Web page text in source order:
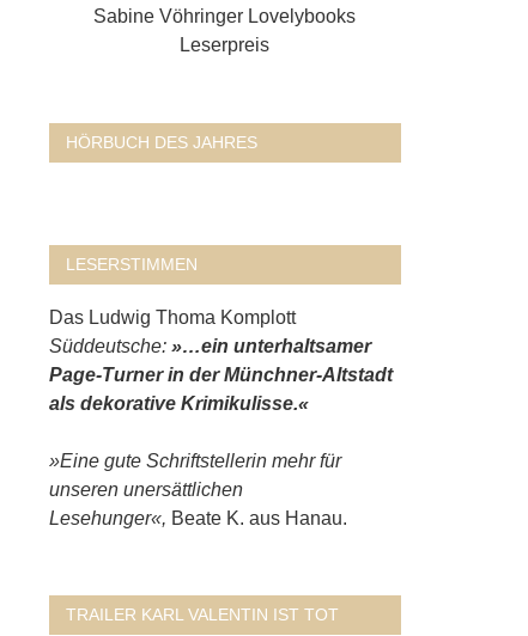
Sabine Vöhringer Lovelybooks
Leserpreis
HÖRBUCH DES JAHRES
LESERSTIMMEN
Das Ludwig Thoma Komplott
Süddeutsche: »…ein unterhaltsamer
Page-Turner in der Münchner-Altstadt
als dekorative Krimikulisse.«
»Eine gute Schriftstellerin mehr für
unseren unersättlichen
Lesehunger«, Beate K. aus Hanau.
TRAILER KARL VALENTIN IST TOT